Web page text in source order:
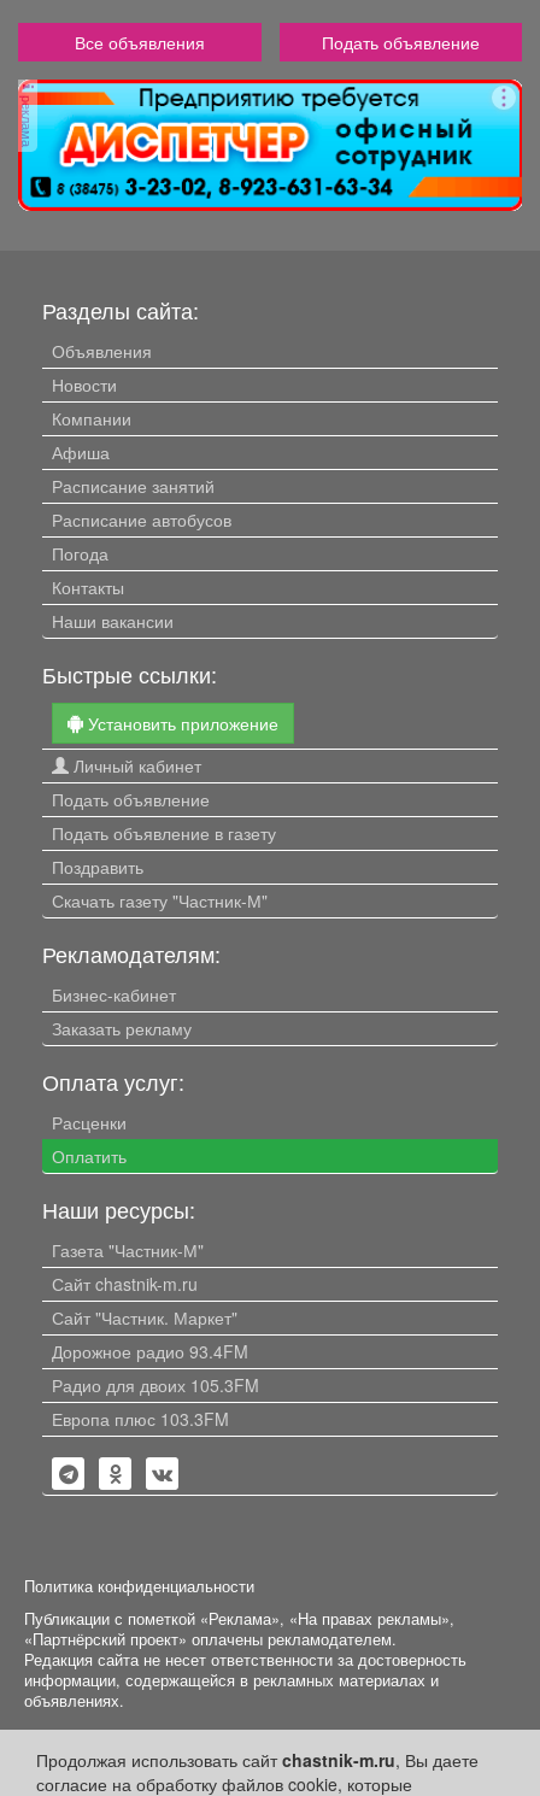
Все объявления Подать объявление
реклама
Продолжая использовать сайтchastnik-m.ru, Вы даете
согласие на обработку файлов cookie, которые
Разделы сайта:
Объявления
Новости
Компании
Афиша
Расписание занятий
Расписание автобусов
Погода
Контакты
Наши вакансии
Быстрые ссылки:
Установить приложение
Личный кабинет
Подать объявление
Подать объявление в газету
Поздравить
Скачать газету "Частник-М"
Рекламодателям:
Бизнес-кабинет
Заказать рекламу
Оплата услуг:
Расценки
Оплатить
Наши ресурсы:
Газета "Частник-М"
Сайт chastnik-m.ru
Сайт "Частник. Маркет"
Дорожное радио 93.4FM
Радио для двоих 105.3FM
Европа плюс 103.3FM
Политика конфиденциальности
Публикации с пометкой «Реклама», «На правах рекламы»,
«Партнёрский проект» оплачены рекламодателем.
Редакция сайта не несет ответственности за достоверность
информации, содержащейся в рекламных материалах и
объявлениях.
+16